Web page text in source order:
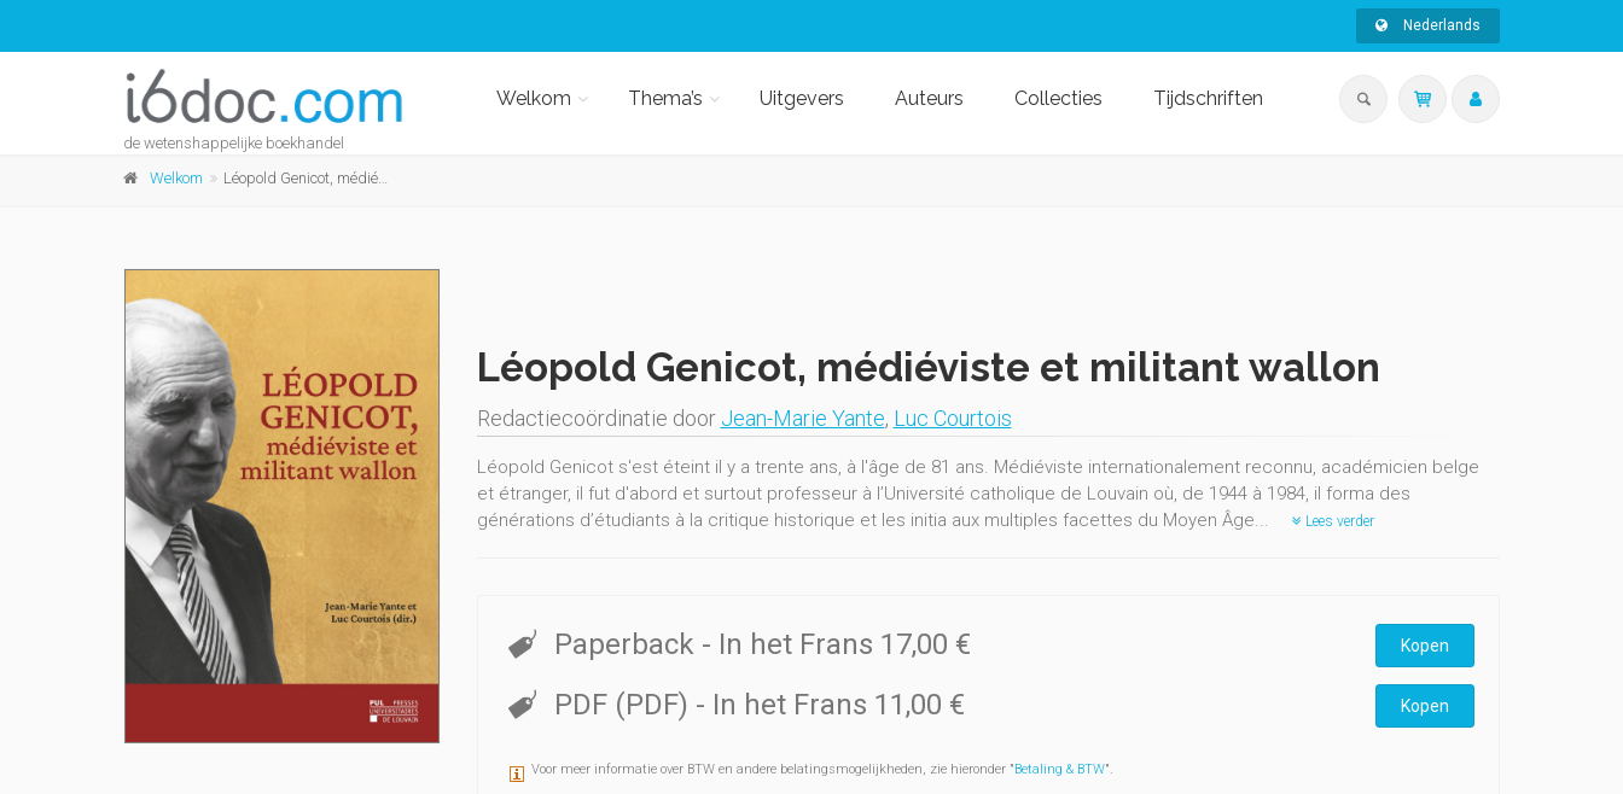
Nederlands
de wetenshappelijke boekhandel
Welkom Thema’s Uitgevers Auteurs Collecties Tijdschriften
Welkom Léopold Genicot, médiéviste et militant wallon
Léopold Genicot, médiéviste et militant wallon
Redactiecoördinatie door Jean-Marie Yante, Luc Courtois
Léopold Genicot s'est éteint il y a trente ans, à l'âge de 81 ans. Médiéviste internationalement reconnu, académicien belge
et étranger, il fut d'abord et surtout professeur à l’Université catholique de Louvain où, de 1944 à 1984, il forma des
générations d’étudiants à la critique historique et les initia aux multiples facettes du Moyen Âge...
Lees verder
Paperback - In het Frans 17,00 € Kopen
PDF (PDF) - In het Frans 11,00 € Kopen
Voor meer informatie over BTW en andere belatingsmogelijkheden, zie hieronder "Betaling & BTW".